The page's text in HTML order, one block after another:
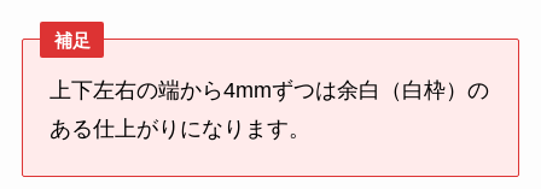
補足
上下左右の端から4mmずつは余白（白枠）の
ある仕上がりになります。